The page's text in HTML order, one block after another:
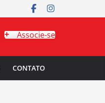
Associe-se
CONTATO